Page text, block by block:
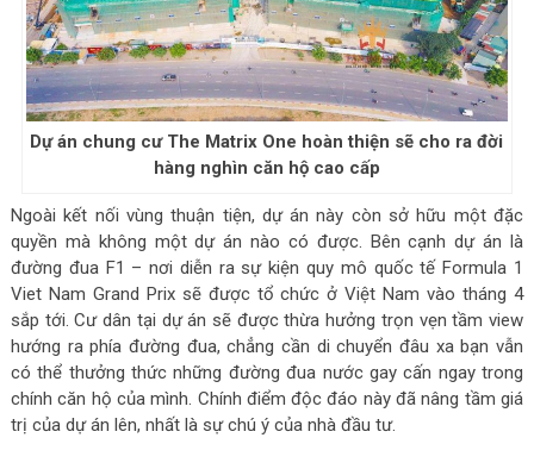
Dự án chung cư The Matrix One hoàn thiện sẽ cho ra đời
hàng nghìn căn hộ cao cấp
Ngoài kết nối vùng thuận tiện, dự án này còn sở hữu một đặc
quyền mà không một dự án nào có được. Bên cạnh dự án là
đường đua F1 – nơi diễn ra sự kiện quy mô quốc tế Formula 1
Viet Nam Grand Prix sẽ được tổ chức ở Việt Nam vào tháng 4
sắp tới. Cư dân tại dự án sẽ được thừa hưởng trọn vẹn tầm view
hướng ra phía đường đua, chẳng cần di chuyển đâu xa bạn vẫn
có thể thưởng thức những đường đua nước gay cấn ngay trong
chính căn hộ của mình. Chính điểm độc đáo này đã nâng tầm giá
trị của dự án lên, nhất là sự chú ý của nhà đầu tư.